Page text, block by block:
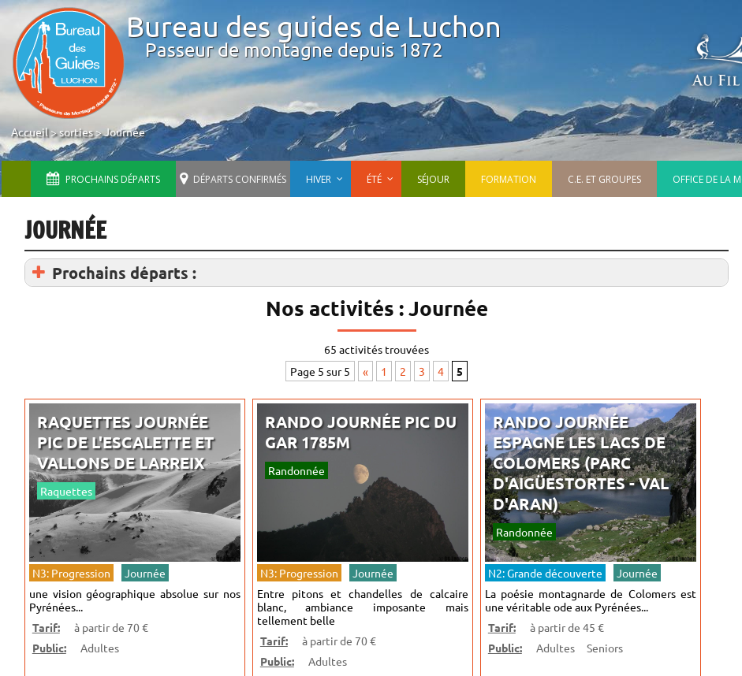
Bureau des guides de Luchon
Passeur de montagne depuis 1872
Accueil>sorties>Journée
PROCHAINS DÉPARTS DÉPARTS CONFIRMÉS HIVER ÉTÉ SÉJOUR FORMATION C.E. ET GROUPES OFFICE DE LA
JOURNÉE
Prochains départs :
Nos activités : Journée
65 activités trouvées
Page 5 sur 5
« 1 2 3 4 5
RAQUETTES JOURNÉE
PIC DE L'ESCALETTE ET
VALLONS DE LARREIX
Raquettes
N3: Progression
Journée
une vision géographique absolue sur nos
Pyrénées...
Tarif:
à partir de 70 €
Public:
Adultes
RANDO JOURNÉE PIC DU
GAR 1785M
Randonnée
N3: Progression
Journée
Entre pitons et chandelles de calcaire
blanc, ambiance imposante mais
tellement belle
Tarif:
à partir de 70 €
Public:
Adultes
RANDO JOURNÉE
ESPAGNE LES LACS DE
COLOMERS (PARC
D'AIGÜESTORTES - VAL
D'ARAN)
Randonnée
N2: Grande découverte
Journée
La poésie montagnarde de Colomers est
une véritable ode aux Pyrénées...
Tarif:
à partir de 45 €
Public:
Adultes Seniors